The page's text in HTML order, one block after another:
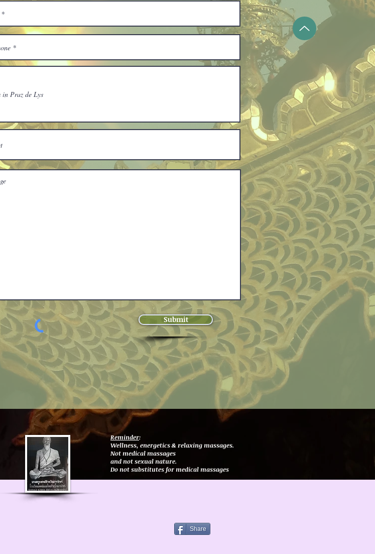
Submit
Reminder​:
Wellness, energetics & relaxing massages.
Not medical massages​
and not sexual nature.
Do not substitutes for medical massages
Share